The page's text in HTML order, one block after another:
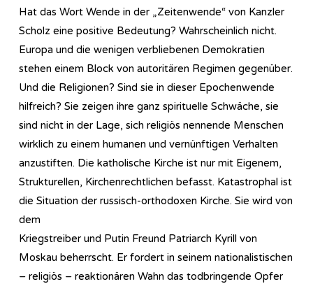
Hat das Wort Wende in der „Zeitenwende“ von Kanzler
Scholz eine positive Bedeutung? Wahrscheinlich nicht.
Europa und die wenigen verbliebenen Demokratien
stehen einem Block von autoritären Regimen gegenüber.
Und die Religionen? Sind sie in dieser Epochenwende
hilfreich? Sie zeigen ihre ganz spirituelle Schwäche, sie
sind nicht in der Lage, sich religiös nennende Menschen
wirklich zu einem humanen und vernünftigen Verhalten
anzustiften. Die katholische Kirche ist nur mit Eigenem,
Strukturellen, Kirchenrechtlichen befasst. Katastrophal ist
die Situation der russisch-orthodoxen Kirche. Sie wird von
dem
Kriegstreiber und Putin Freund Patriarch Kyrill von
Moskau beherrscht. Er fordert in seinem nationalistischen
– religiös – reaktionären Wahn das todbringende Opfer